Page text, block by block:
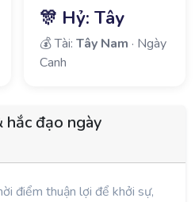
🎊 Hỷ: Tây
💰 Tài: Tây Nam · Ngày
Canh
hắc đạo ngày
điểm thuận lợi để khởi sự,